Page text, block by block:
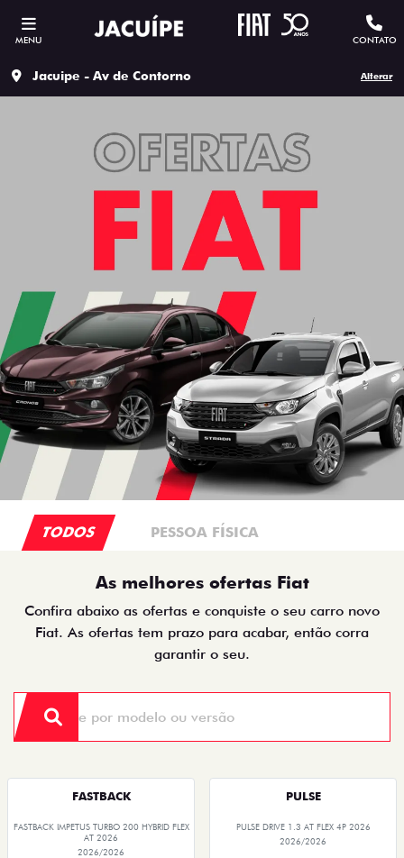
MENU CONTATO
Jacuipe - Av de Contorno Alterar
TODOS PESSOA FÍSICA
As melhores ofertas Fiat
Confira abaixo as ofertas e conquiste o seu carro novo
Fiat. As ofertas tem prazo para acabar, então corra
garantir o seu.
FASTBACK
FASTBACK IMPETUS TURBO 200 HYBRID FLEX
AT 2026
2026/2026
PULSE
PULSE DRIVE 1.3 AT FLEX 4P 2026
2026/2026